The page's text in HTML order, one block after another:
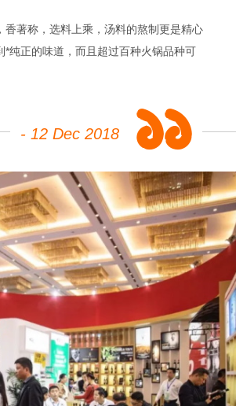
著称，选料上乘，汤料的熬制更是精心
纯正的味道，而且超过百种火锅品种可
- 12 Dec 2018